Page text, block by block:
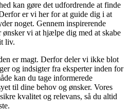
kan gøre det udfordrende at finde
er vi her for at guide dig i at
noget. Gennem inspirerende
vi at hjælpe dig med at skabe
liv.
er magt. Derfor deler vi ikke blot
og indsigter fra eksperter inden for
kan du tage informerede
til dine behov og ønsker. Vores
kvalitet og relevans, så du altid